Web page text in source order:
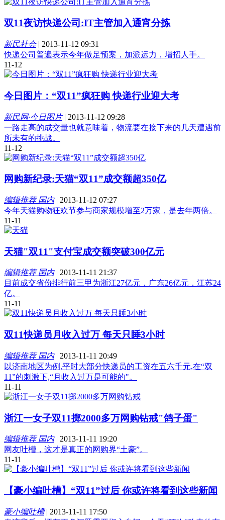
双11夜访快递公司:IT主管加入通宵分拣
新民社会| 2013-11-12 09:31
快递公司普遍表示今年做足预案，加派运力，增招人手。
11-12
今日图片：“双11”疯狂购 快递行业迎大考
新民网·今日图片| 2013-11-12 09:28
一路走高的成交量也就意味着，物流要在接下来的几天遭遇前
所未有的挑战。
11-12
网购新纪录:天猫“双11”成交额超350亿
编辑推荐 国内| 2013-11-12 07:27
今年天猫购物狂欢节参与商家规模增至2万家，是去年两倍。
11-11
天猫"双11"支付宝成交额突破300亿元
编辑推荐 国内| 2013-11-11 21:37
目前成交省份排行前三甲为浙江27亿元，广东26亿元，江苏24
亿。
11-11
双11快递员月收入过万 每天只睡3小时
编辑推荐 国内| 2013-11-11 20:49
以济南地区为例,平时大部分快递员的工资在五六千元,在“双
11”的刺激下,“月收入过万是可能的"。
11-11
浙江一女子双11掷2000多万网购钻戒"鸽子蛋"
编辑推荐 国内| 2013-11-11 19:20
网友吐槽，这才是真正的网购界“土豪”。
11-11
【豪小编吐槽】“双11”过后 你或许将看到这些新闻
豪小编吐槽| 2013-11-11 17:50